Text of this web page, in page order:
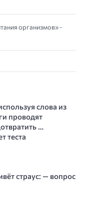
организмов» -
слова из
проводят
…
теста
страус: — вопрос